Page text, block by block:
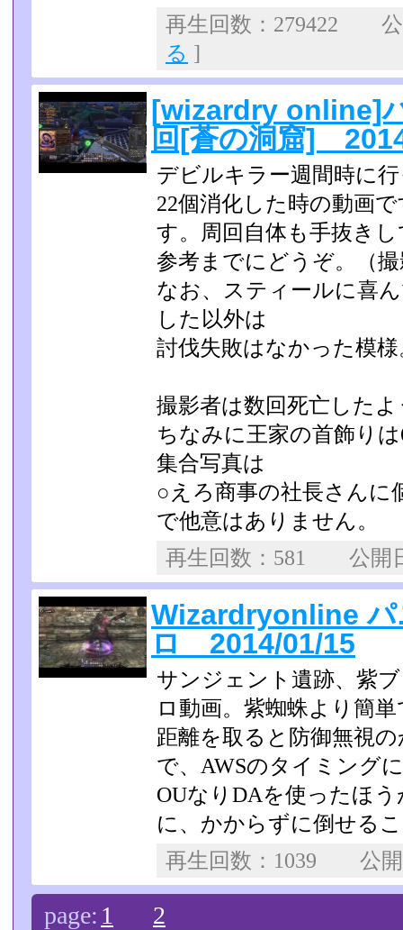
再生回数：279422
る ]
[wizardry online]
回[蒼の洞窟]
デビルキラー週間時に
22個消化した時の動画
す。周回自体も手抜き
参考までにどうぞ。（
なお、スティールに喜
した以外は
討伐失敗はなかった模様
撮影者は数回死亡した
ちなみに王家の首飾り
集合写真は
○えろ商事の社長さんに
で他意はありません。
再生回数：581 公
Wizardryonline
ロ 2014/01/15
サンジェント遺跡、紫
ロ動画。紫蜘蛛より簡
距離を取ると防御無視
で、AWSのタイミング
OUなりDAを使ったほ
に、かからずに倒せる
再生回数：1039
page: 1 2